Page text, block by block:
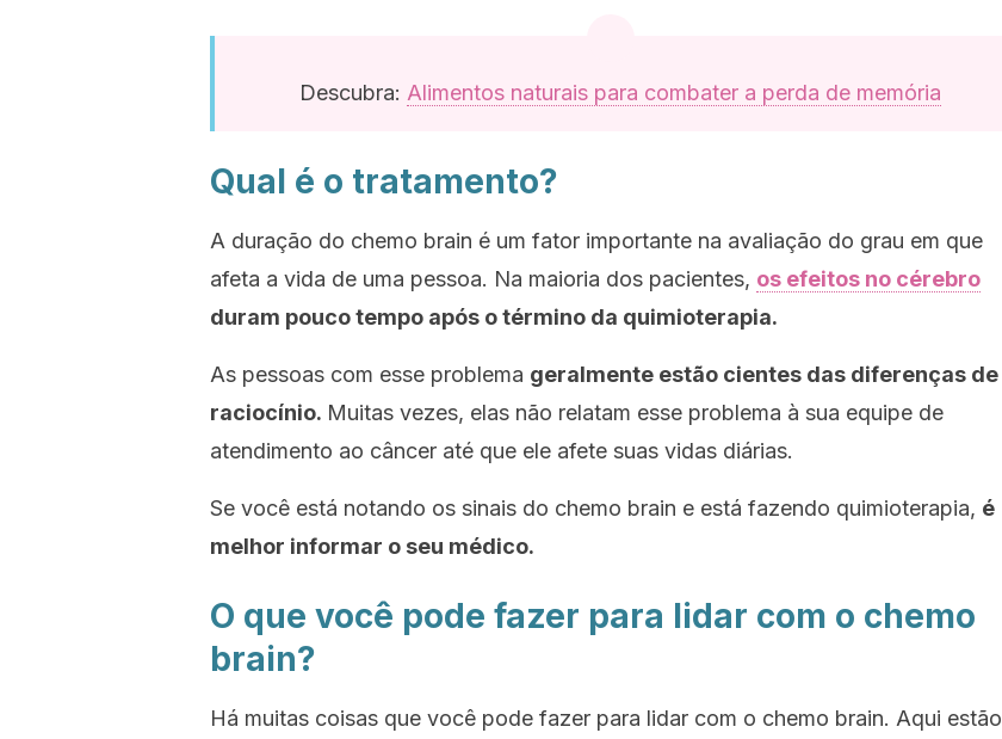
Descubra: Alimentos naturais para combater a perda de memória
Qual é o tratamento?
A duração do chemo brain é um fator importante na avaliação do grau em que
afeta a vida de uma pessoa. Na maioria dos pacientes, os efeitos no cérebro
duram pouco tempo após o término da quimioterapia.
As pessoas com esse problema geralmente estão cientes das diferenças de
raciocínio. Muitas vezes, elas não relatam esse problema à sua equipe de
atendimento ao câncer até que ele afete suas vidas diárias.
Se você está notando os sinais do chemo brain e está fazendo quimioterapia, é
melhor informar o seu médico.
O que você pode fazer para lidar com o chemo
brain?
Há muitas coisas que você pode fazer para lidar com o chemo brain. Aqui estão